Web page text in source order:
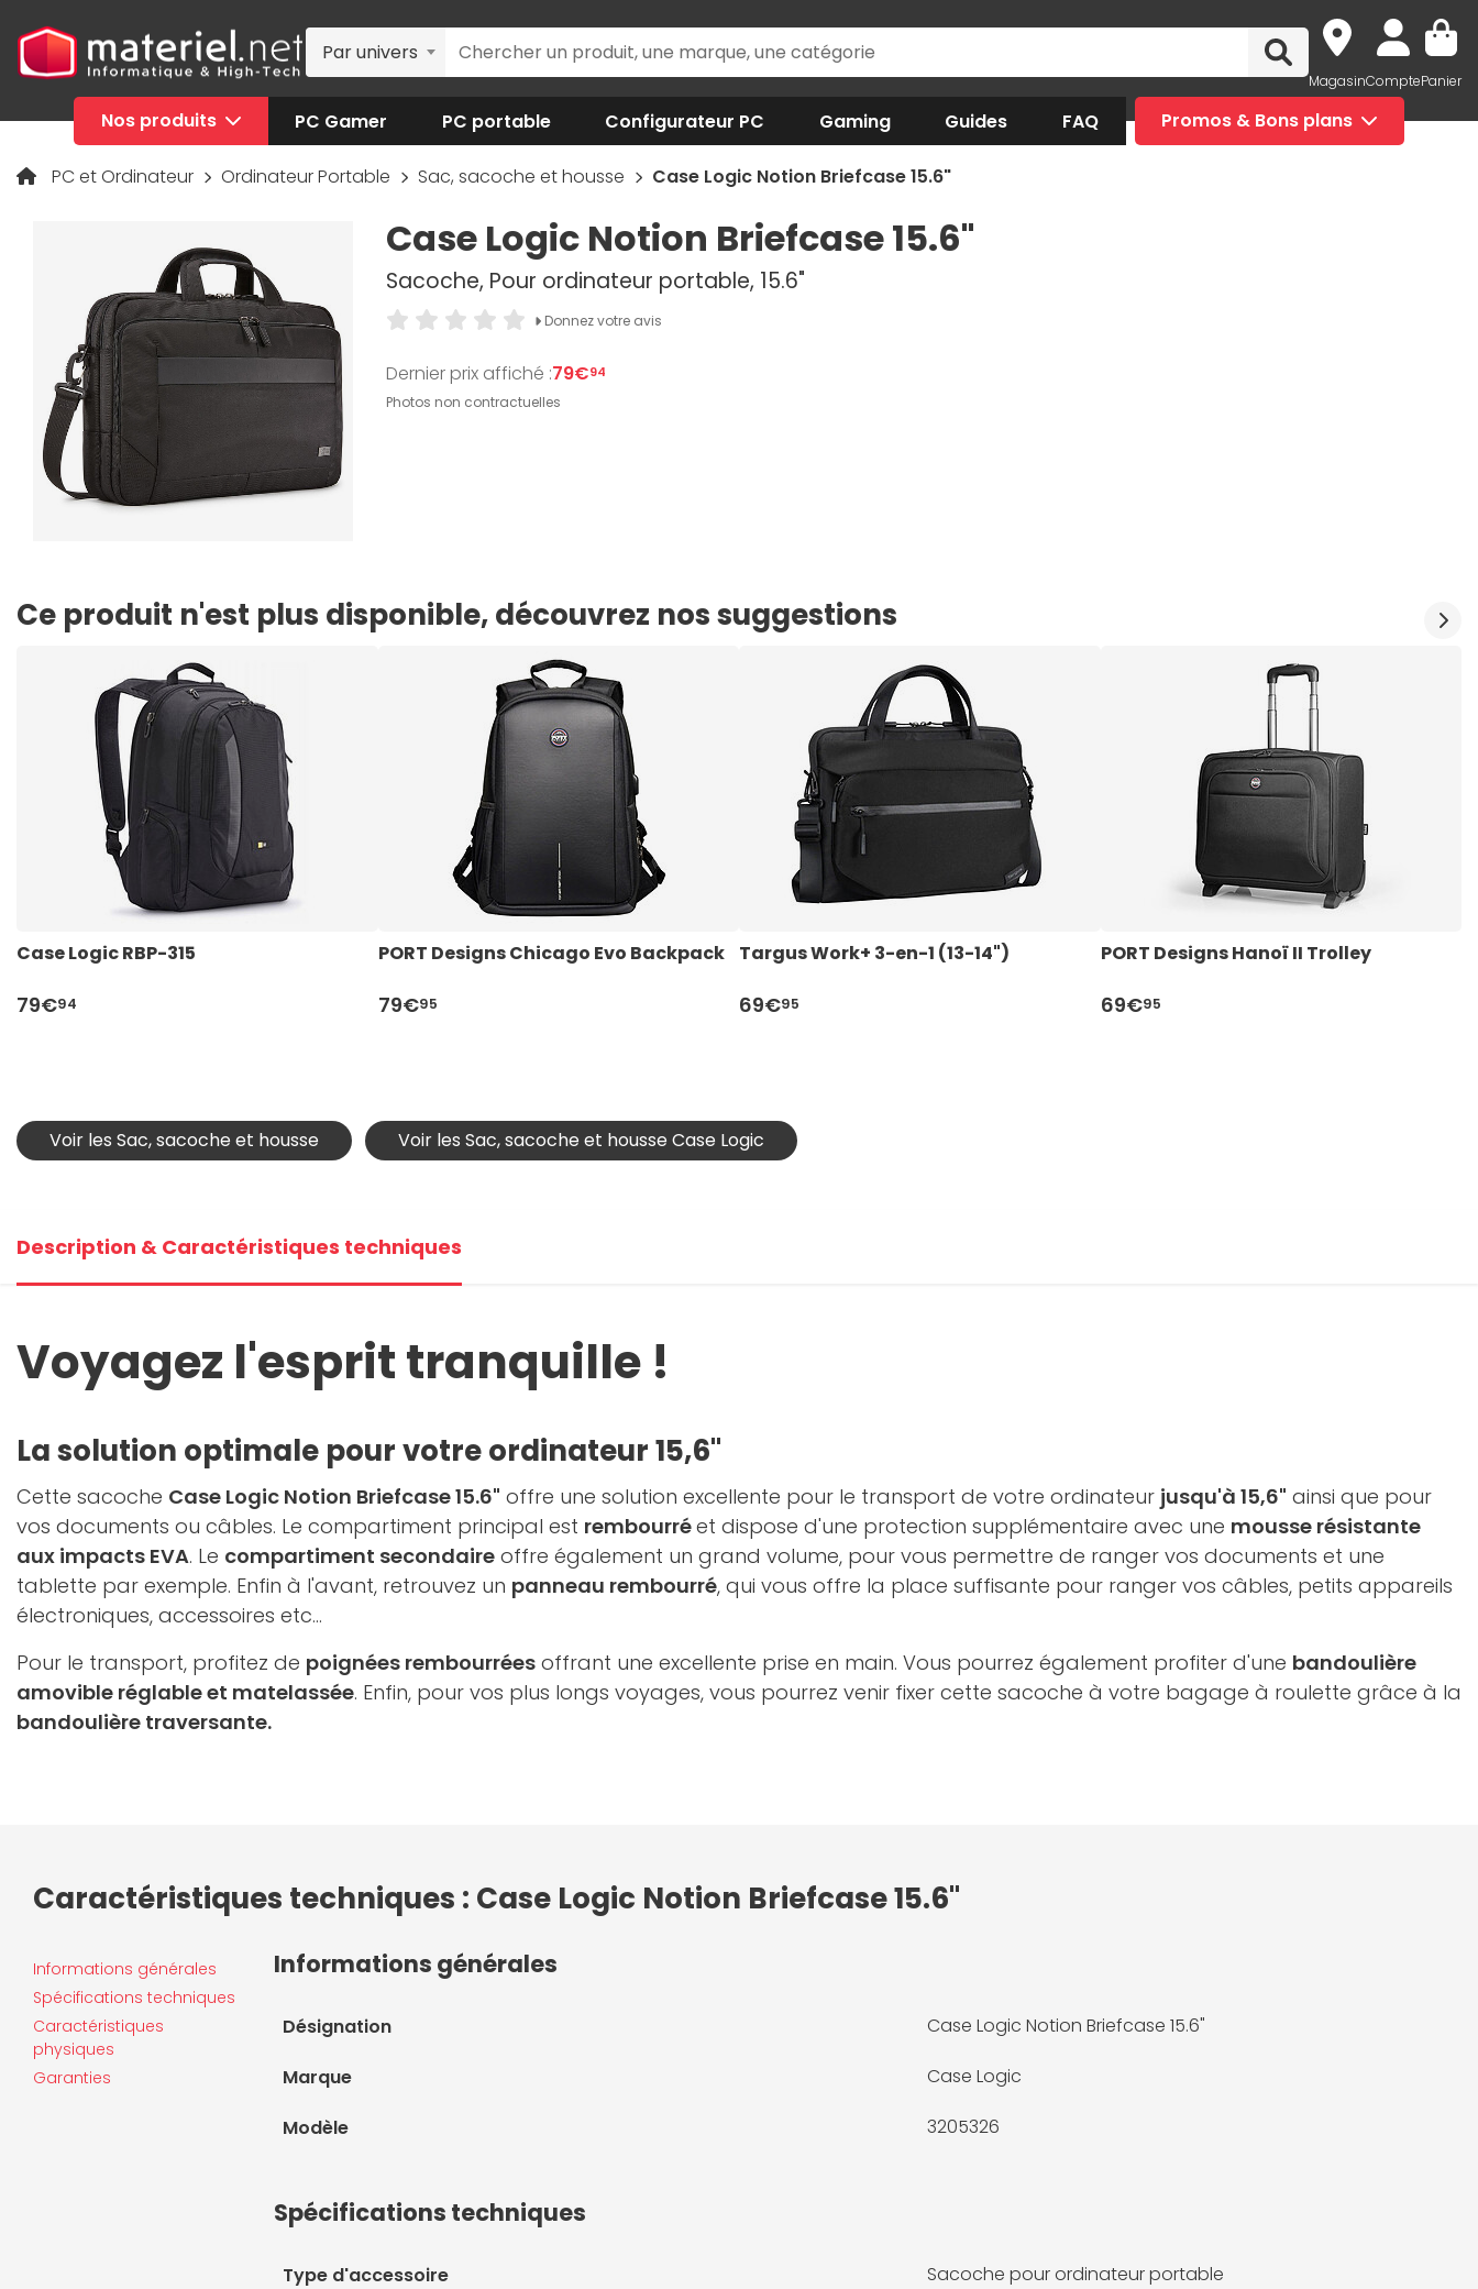
Par univers
MagasinComptePanier
Nos produits PC Gamer PC portable Configurateur PC Gaming Guides FAQ Promos & Bons plans
PC et Ordinateur Ordinateur Portable Sac, sacoche et housse Case Logic Notion Briefcase 15.6"
Case Logic Notion Briefcase 15.6"
Sacoche, Pour ordinateur portable, 15.6"
Donnez votre avis
Dernier prix affiché :79€94
Photos non contractuelles
Ce produit n'est plus disponible, découvrez nos suggestions
Case Logic RBP-315
79€94
PORT Designs Chicago Evo Backpack
79€95
Targus Work+ 3-en-1 (13-14")
69€95
PORT Designs Hanoï II Trolley
69€95
Voir les Sac, sacoche et housse Voir les Sac, sacoche et housse Case Logic
Description & Caractéristiques techniques
Voyagez l'esprit tranquille !
La solution optimale pour votre ordinateur 15,6"
Cette sacoche Case Logic Notion Briefcase 15.6" offre une solution excellente pour le transport de votre ordinateur jusqu'à 15,6" ainsi que pour
vos documents ou câbles. Le compartiment principal est rembourréet dispose d'une protection supplémentaire avec une mousse résistante
aux impacts EVA. Le compartiment secondaire offre également un grand volume, pour vous permettre de ranger vos documents et une
tablette par exemple. Enfin à l'avant, retrouvez un panneau rembourré, qui vous offre la place suffisante pour ranger vos câbles, petits appareils
électroniques, accessoires etc...
Pour le transport, profitez de poignées rembourrées offrant une excellente prise en main. Vous pourrez également profiter d'une bandoulière
amovible réglable et matelassée. Enfin, pour vos plus longs voyages, vous pourrez venir fixer cette sacoche à votre bagage à roulette grâce à la
bandoulière traversante.
Caractéristiques techniques : Case Logic Notion Briefcase 15.6"
Informations générales
Spécifications techniques
Caractéristiques
physiques
Garanties
Informations générales
Désignation Case Logic Notion Briefcase 15.6"
Marque Case Logic
Modèle 3205326
Spécifications techniques
Type d'accessoire Sacoche pour ordinateur portable